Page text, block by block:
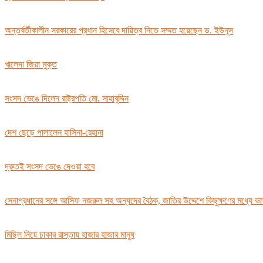
অন্তর্বর্তীকালীন সরকারের প্রধান হিসেবে দায়িত্ব নিতে সম্মত হয়েছেন ড. ইউনূস
খালেদা জিয়া মুক্ত
সংসদ ভেঙে দিলেন রাষ্ট্রপতি মো. সাহাবুদ্দিন
দেশ ছেড়ে পালালেন হাসিনা-রেহানা
দ্রুতই সংসদ ভেঙে দেওয়া হবে
সেনাপ্রধানের সঙ্গে আসিফ নজরুল সহ অন্যদের বৈঠক, জাতির উদ্দেশে কিছুক্ষণের মধ্যে
মিছিল নিয়ে ঢাকার রাস্তায় হাজার হাজার মানুষ